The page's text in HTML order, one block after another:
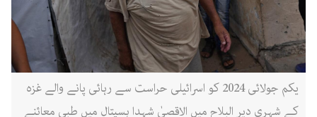
یکم جولائی 2024 کو اسرائیلی حراست سے رہائی پانے والے غزہ
کے شہری دیر البلاح میں الاقصیٰ شہدا ہسپتال میں طبی معائنے